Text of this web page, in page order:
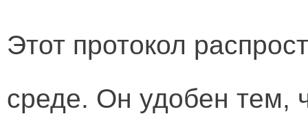
Этот протокол
среде. Он удобен тем,